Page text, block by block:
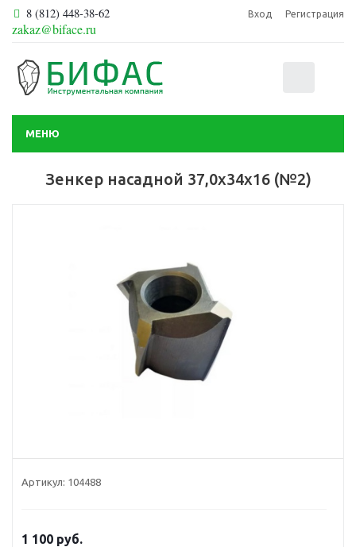
8 (812) 448-38-62
zakaz@biface.ru
Вход Регистрация
МЕНЮ
Зенкер насадной 37,0х34х16 (№2)
Артикул: 104488
1 100 руб.